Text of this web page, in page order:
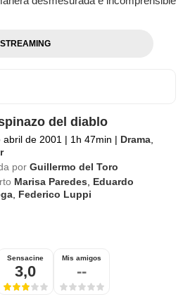
STREAMING
del diablo
abril de 2001 | 1h 47min | Drama
por Guillermo del Toro
Marisa Paredes
Eduardo
Federico Luppi
Sensacine
3,0
Mis amigos
--